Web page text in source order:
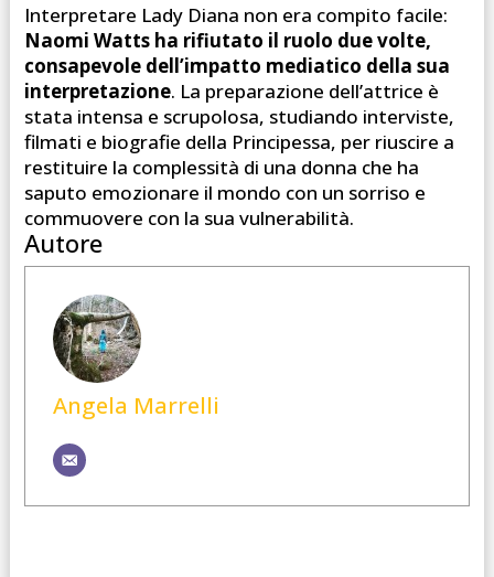
Interpretare Lady Diana non era compito facile:
Naomi Watts ha rifiutato il ruolo due volte,
consapevole dell’impatto mediatico della sua
interpretazione. La preparazione dell’attrice è
stata intensa e scrupolosa, studiando interviste,
filmati e biografie della Principessa, per riuscire a
restituire la complessità di una donna che ha
saputo emozionare il mondo con un sorriso e
commuovere con la sua vulnerabilità.
Autore
Angela Marrelli